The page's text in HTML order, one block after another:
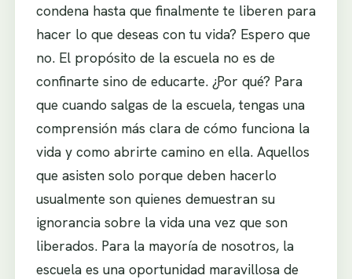
condena hasta que finalmente te liberen para
hacer lo que deseas con tu vida? Espero que
no. El propósito de la escuela no es de
confinarte sino de educarte. ¿Por qué? Para
que cuando salgas de la escuela, tengas una
comprensión más clara de cómo funciona la
vida y como abrirte camino en ella. Aquellos
que asisten solo porque deben hacerlo
usualmente son quienes demuestran su
ignorancia sobre la vida una vez que son
liberados. Para la mayoría de nosotros, la
escuela es una oportunidad maravillosa de